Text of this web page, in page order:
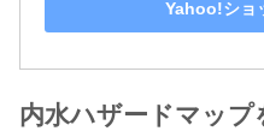
Yahoo!ショ
内水ハザードマップ